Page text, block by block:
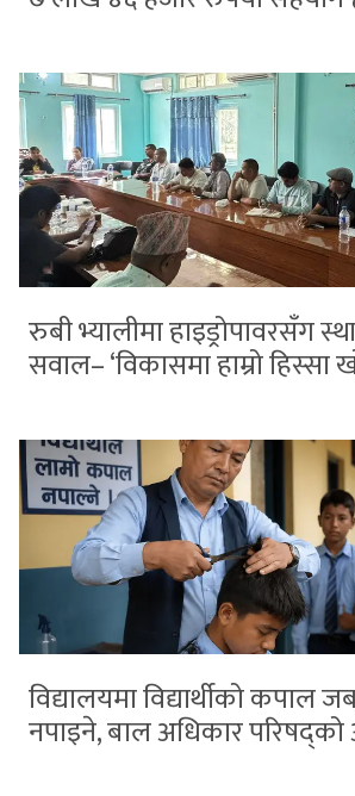
रुबी भ्यालीमा हाइड्रोपावरसँग
सवाल– ‘विकासमा हाम्रो हिस्सा
विद्यालयमा विद्यार्थीको कपाल
नपाइने, बाल अधिकार